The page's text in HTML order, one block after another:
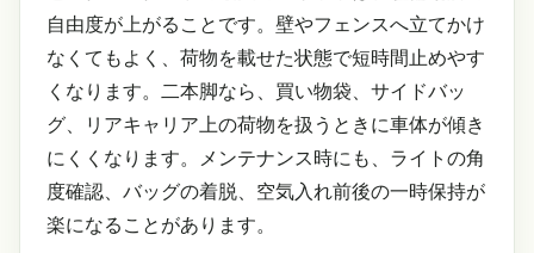
自由度が上がることです。壁やフェンスへ立てかけ
なくてもよく、荷物を載せた状態で短時間止めやす
くなります。二本脚なら、買い物袋、サイドバッ
グ、リアキャリア上の荷物を扱うときに車体が傾き
にくくなります。メンテナンス時にも、ライトの角
度確認、バッグの着脱、空気入れ前後の一時保持が
楽になることがあります。